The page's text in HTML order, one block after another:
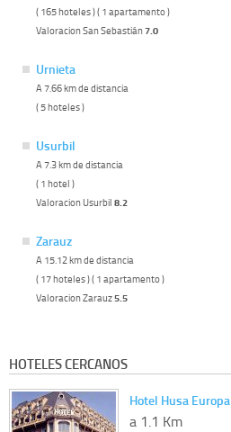
( 165 hoteles ) ( 1 apartamento )
Valoracion San Sebastián7.0
Urnieta
A 7.66 km de distancia
( 5 hoteles )
Usurbil
A 7.3 km de distancia
( 1 hotel )
Valoracion Usurbil 8.2
Zarauz
A 15.12 km de distancia
( 17 hoteles ) ( 1 apartamento )
Valoracion Zarauz5.5
HOTELES CERCANOS
Hotel Husa Europa
a 1.1 Km